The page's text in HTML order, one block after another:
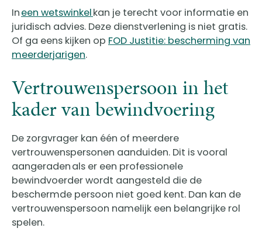
Ineen wetswinkelkan je terecht voor informatie en
juridisch advies. Deze dienstverlening is niet gratis.
Of ga eens kijken op FOD Justitie: bescherming van
meerderjarigen.
Vertrouwenspersoon in het
kader van bewindvoering
​​De zorgvrager kan één of meerdere
vertrouwenspersonen aanduiden. Dit is vooral
aangeraden als er een professionele
bewindvoerder wordt aangesteld die de
beschermde persoon niet goed kent. Dan kan de
vertrouwenspersoon namelijk een belangrijke rol
spelen.